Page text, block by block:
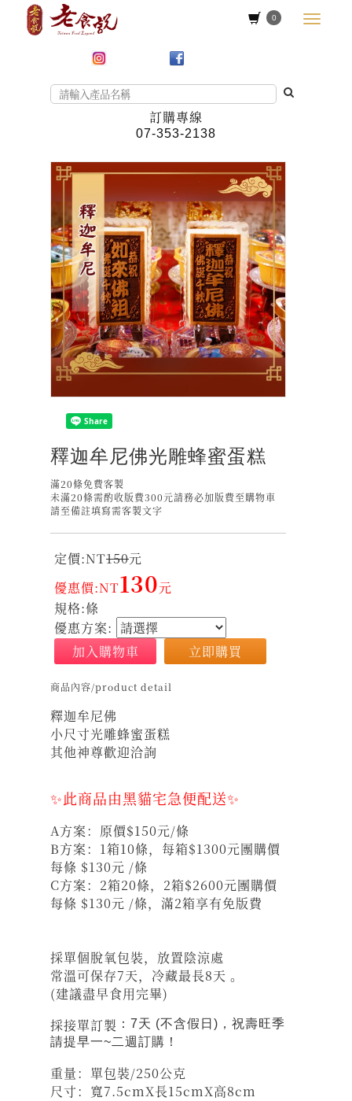
0
訂購專線
07-353-2138
釋迦牟尼佛光雕蜂蜜蛋糕
滿20條免費客製
未滿20條需酌收版費300元請務必加版費至購物車
請至備註填寫需客製文字
定價:NT150元
優惠價:NT130元
規格:條
優惠方案:
加入購物車
立即購買
商品內容/product detail
釋迦牟尼佛
小尺寸光雕蜂蜜蛋糕
其他神尊歡迎洽詢
✨此商品由黑貓宅急便配送✨
A方案：原價$150元/條
B方案：1箱10條，每箱$1300元團購價
每條 $130元 /條
C方案：2箱20條，2箱$2600元團購價
每條 $130元 /條，滿2箱享有免版費
採單個脫氧包裝，放置陰涼處
常溫可保存7天，冷藏最長8天 。
(建議盡早食用完畢)
採接單訂製 ：7天 (不含假日)，祝壽旺季
請提早一~二週訂購！
重量：單包裝/250公克
尺寸：寬7.5cmX長15cmX高8cm